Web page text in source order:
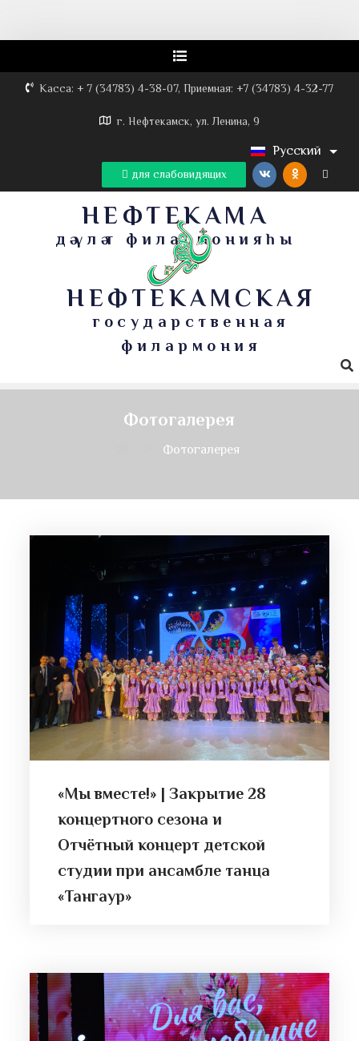
Касса: + 7 (34783) 4-38-07, Приемная: +7 (34783) 4-32-77
г. Нефтекамск, ул. Ленина, 9
Русский
для слабовидящих
НЕФТЕКАМА
дәүләт филармонияһы
НЕФТЕКАМСКАЯ
государственная
филармония
Фотогалерея
Фотогалерея
«Мы вместе!» | Закрытие 28
концертного сезона и
Отчётный концерт детской
студии при ансамбле танца
«Тангаур»